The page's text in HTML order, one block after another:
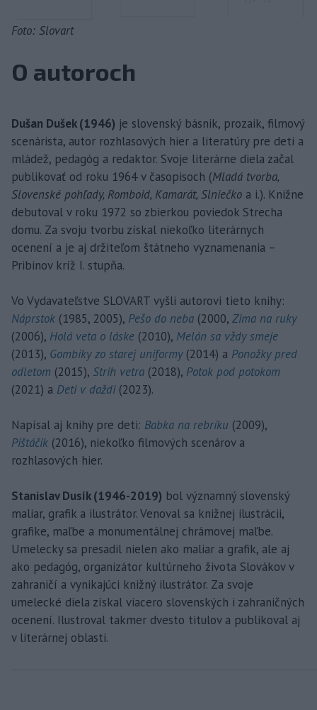
Foto: Slovart
O autoroch
Dušan Dušek (1946) je slovenský básnik, prozaik, filmový
scenárista, autor rozhlasových hier a literatúry pre deti a
mládež, pedagóg a redaktor. Svoje literárne diela začal
publikovať od roku 1964 v časopisoch (Mladá tvorba,
Slovenské pohľady, Romboid, Kamarát, Slniečko a i.). Knižne
debutoval v roku 1972 so zbierkou poviedok Strecha
domu. Za svoju tvorbu získal niekoľko literárnych
ocenení a je aj držiteľom štátneho vyznamenania –
Pribinov kríž I. stupňa.
Vo Vydavateľstve SLOVART vyšli autorovi tieto knihy:
Náprstok (1985, 2005), Pešo do neba (2000, Zima na ruky
(2006), Holá veta o láske (2010), Melón sa vždy smeje
(2013), Gombíky zo starej uniformy(2014) a Ponožky pred
odletom (2015), Strih vetra (2018), Potok pod potokom
(2021) a Deti v daždi(2023).
Napísal aj knihy pre deti: Babka na rebríku (2009),
Pištáčik (2016), niekoľko filmových scenárov a
rozhlasových hier.
Stanislav Dusík (1946-2019) bol významný slovenský
maliar, grafik a ilustrátor. Venoval sa knižnej ilustrácii,
grafike, maľbe a monumentálnej chrámovej maľbe.
Umelecky sa presadil nielen ako maliar a grafik, ale aj
ako pedagóg, organizátor kultúrneho života Slovákov v
zahraničí a vynikajúci knižný ilustrátor. Za svoje
umelecké diela získal viacero slovenských i zahraničných
ocenení. Ilustroval takmer dvesto titulov a publikoval aj
v literárnej oblasti.